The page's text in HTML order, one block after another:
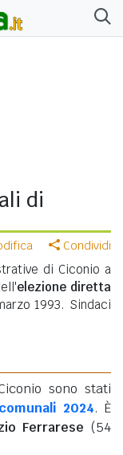
di
Condividi
di Ciconio a
elezione diretta
1993. Sindaci
sono stati
2024. È
Ferrarese (54